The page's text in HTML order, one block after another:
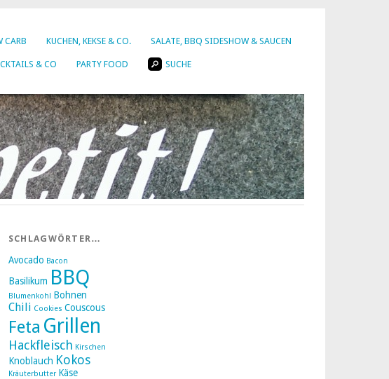
CARB KUCHEN, KEKSE & CO. SALATE, BBQ SIDESHOW & SAUCEN
& CO PARTY FOOD SUCHE
SCHLAGWÖRTER…
Avocado Bacon
Basilikum BBQ
Blumenkohl Bohnen
Chili Cookies Couscous
Feta Grillen
Hackfleisch Kirschen
Knoblauch Kokos
Kräuterbutter Käse